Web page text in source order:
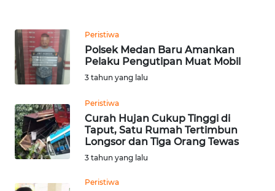
Peristiwa
Polsek Medan Baru Amankan
Pelaku Pengutipan Muat Mobil
3 tahun yang lalu
Peristiwa
Curah Hujan Cukup Tinggi di
Taput, Satu Rumah Tertimbun
Longsor dan Tiga Orang Tewas
3 tahun yang lalu
Peristiwa
TAPANULI
SELATAN
WN
TANJUNG
WN
KARO